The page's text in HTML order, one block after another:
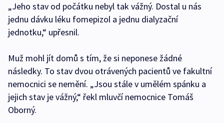
„Jeho stav od počátku nebyl tak vážný. Dostal u nás
jednu dávku léku fomepizol a jednu dialyzační
jednotku,“ upřesnil.
Muž mohl jít domů s tím, že si neponese žádné
následky. To stav dvou otrávených pacientů ve fakultní
nemocnici se nemění. „Jsou stále v umělém spánku a
jejich stav je vážný,“ řekl mluvčí nemocnice Tomáš
Oborný.